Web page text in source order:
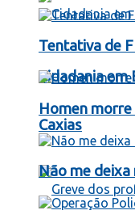
Cidadania em
Caxias
Tentativa de
Homen
Não me